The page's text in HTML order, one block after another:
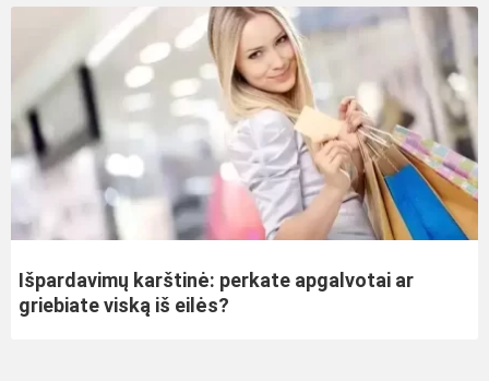
Išpardavimų karštinė: perkate apgalvotai ar
griebiate viską iš eilės?